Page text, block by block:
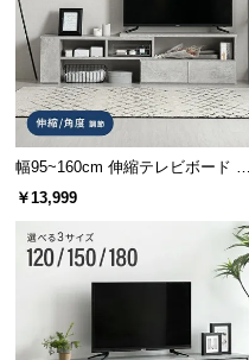
サ
ー
ビ
ス
に
て
搬
入
路
幅95~160cm 伸縮テレビボード ア
レンジ多彩 引き出し収納 角度調節
可能 モルタル調/木目調
￥13,999